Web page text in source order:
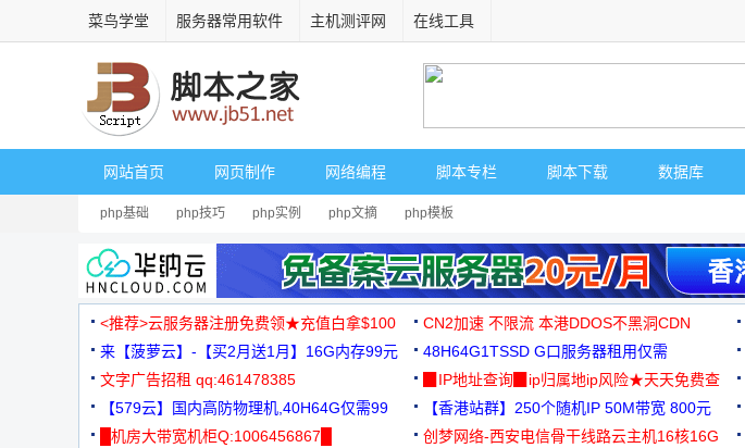
菜鸟学堂 服务器常用软件 主机测评网 在线工具
网站首页 网页制作 网络编程 脚本专栏 脚本下载 数据库
php基础 php技巧 php实例 php文摘 php模板
<推荐>云服务器注册免费领★充值白拿$100 CN2加速 不限流 本港DDOS不黑洞CDN
来【菠萝云】-【买2月送1月】16G内存99元
48H64G1TSSD G口服务器租用仅需
3000+可免费测试
文字广告招租 qq:461478385
▉IP地址查询▉ip归属地ip风险★天天免费查
【579云】国内高防物理机,40H64G仅需99
元
【香港站群】250个随机IP 50M带宽 800元
█机房大带宽机柜Q:1006456867█
创梦网络-西安电信骨干线路云主机16核16G